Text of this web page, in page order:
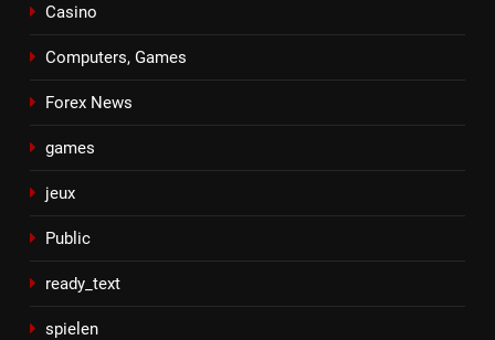
Casino
Computers, Games
Forex News
games
jeux
Public
ready_text
spielen